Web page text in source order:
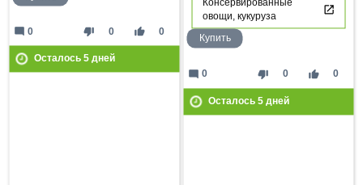
Консервированные
овощи, кукуруза
Купить
thumb_down 0 thumb_up 0
mode_comment 0
Осталось 5дней
thumb_down 0 thumb_up 0
mode_comment 0
Осталось 5дней